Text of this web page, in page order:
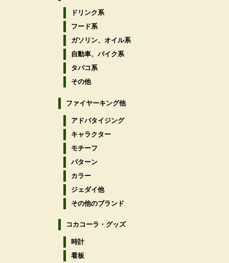
ドリンク系
フード系
ガソリン、オイル系
自動車、バイク系
タバコ系
その他
ファイヤーキング他
アドバタイジング
キャラクター
モチーフ
パターン
カラー
ジェダイ他
その他のブランド
コカコーラ・グッズ
時計
看板